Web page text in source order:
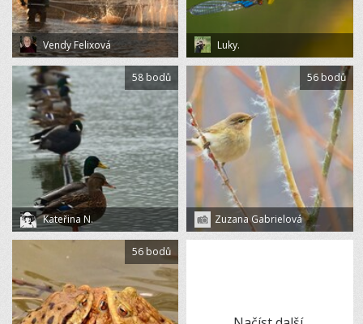
Vendy Felixová Luky.
Kateřina N.
58 bodů
Zuzana Gabrielová
56 bodů
56 bodů